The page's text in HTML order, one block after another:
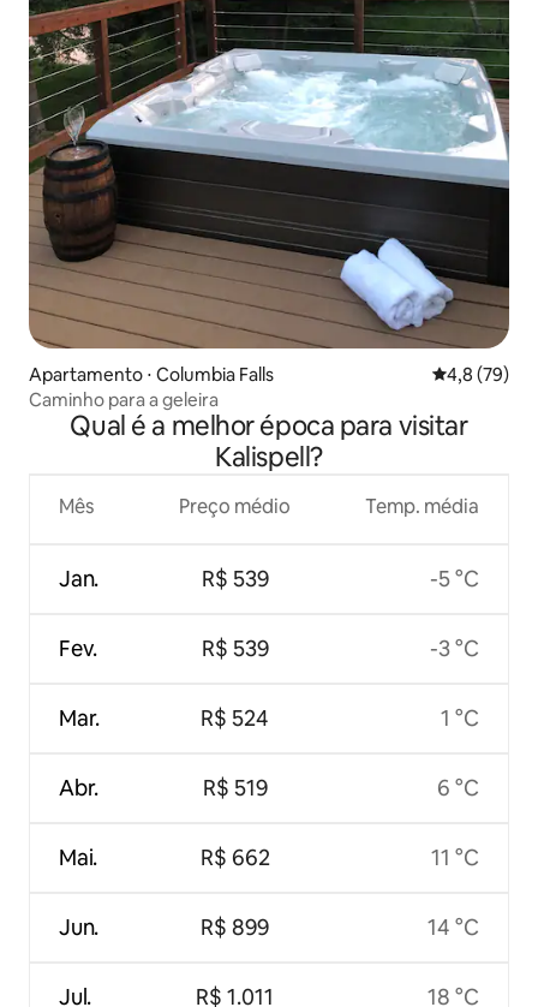
Apartamento ⋅ Columbia Falls 4,8 de uma
4,8 (79)
Caminho para a geleira
Qual é a melhor época para visitar
Kalispell?
Mês
Jan.
Fev.
Mar.
Abr.
Mai.
Jun.
Jul.
Preço médio
R$ 539
R$ 539
R$ 524
R$ 519
R$ 662
R$ 899
R$ 1.011
Temp. média
-5 °C
-3 °C
1 °C
6 °C
11 °C
14 °C
18 °C